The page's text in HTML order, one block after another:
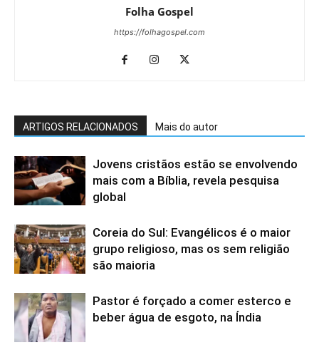
Folha Gospel
https://folhagospel.com
ARTIGOS RELACIONADOS Mais do autor
Jovens cristãos estão se envolvendo
mais com a Bíblia, revela pesquisa
global
Coreia do Sul: Evangélicos é o maior
grupo religioso, mas os sem religião
são maioria
Pastor é forçado a comer esterco e
beber água de esgoto, na Índia